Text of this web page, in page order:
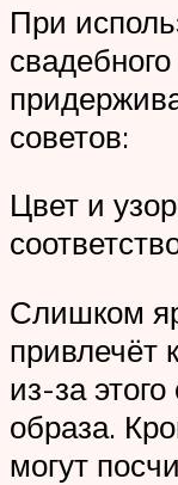
При
советов:
Цвет и
Слишком
привлечёт
из-за
образа.
могут